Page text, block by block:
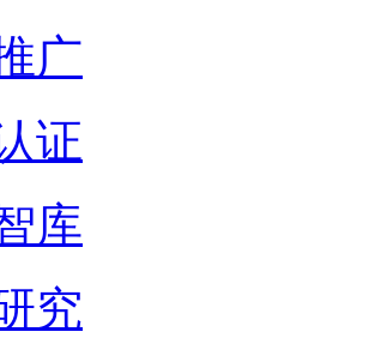
广
证
库
究